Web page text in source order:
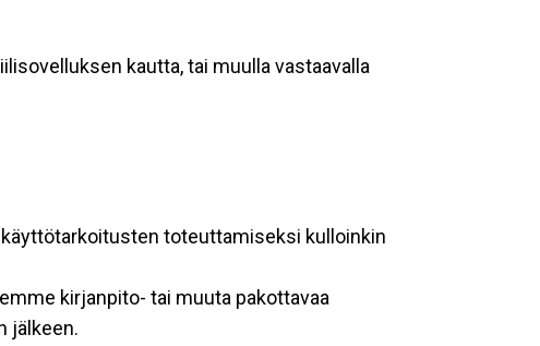
kautta, tai muulla vastaavalla
toteuttamiseksi kulloinkin
kirjanpito- tai muuta pakottavaa
jälkeen.